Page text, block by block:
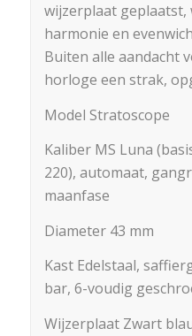
wijzerplaat geplaatst,
harmonie en
Buiten alle aandacht
horloge een strak,
Model Stratoscope
Kaliber MS Luna
220), automaat,
maanfase
Diameter 43 mm
Kast Edelstaal,
bar, 6-voudig
Wijzerplaat Zwart